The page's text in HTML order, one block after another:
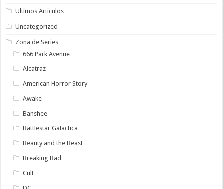
Ultimos Articulos
Uncategorized
Zona de Series
666 Park Avenue
Alcatraz
American Horror Story
Awake
Banshee
Battlestar Galactica
Beauty and the Beast
Breaking Bad
Cult